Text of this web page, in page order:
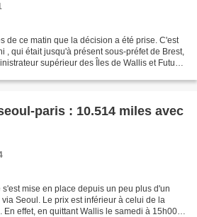
de ce matin que la décision a été prise. C'est
, qui était jusqu'à présent sous-préfet de Brest,
supérieur des Îles de Wallis et Futuna
paris : 10.514 miles avec
mise en place depuis un peu plus d'un
Seoul. Le prix est inférieur à celui de la
effet, en quittant Wallis le samedi à 15h00